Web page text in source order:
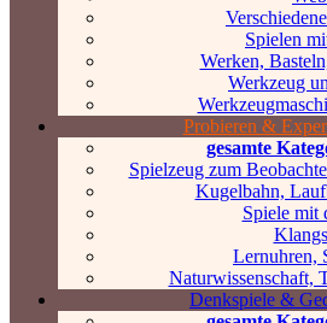
Spielen
Werken,
Werkzeug
Probieren &
gesamte
Spielzeug zum
Kugelbahn,
Spiele mit
Lernuhren,
Naturwissenschaft,
Denkspiele &